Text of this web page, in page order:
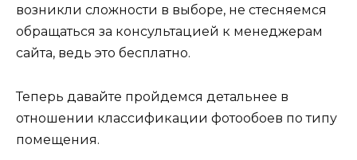
возникли сложности в выборе, не стесняемся
обращаться за консультацией к менеджерам
сайта, ведь это бесплатно.
Теперь давайте пройдемся детальнее в
отношении классификации фотообоев по типу
помещения.